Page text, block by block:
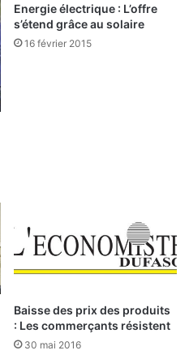
Energie électrique : L’offre
s’étend grâce au solaire
16 février 2015
Baisse des prix des produits
: Les commerçants résistent
30 mai 2016